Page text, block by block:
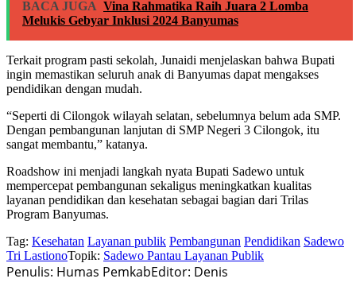
BACA JUGA Vina Rahmatika Raih Juara 2 Lomba
Melukis Gebyar Inklusi 2024 Banyumas
Terkait program pasti sekolah, Junaidi menjelaskan bahwa Bupati
ingin memastikan seluruh anak di Banyumas dapat mengakses
pendidikan dengan mudah.
“Seperti di Cilongok wilayah selatan, sebelumnya belum ada SMP.
Dengan pembangunan lanjutan di SMP Negeri 3 Cilongok, itu
sangat membantu,” katanya.
Roadshow ini menjadi langkah nyata Bupati Sadewo untuk
mempercepat pembangunan sekaligus meningkatkan kualitas
layanan pendidikan dan kesehatan sebagai bagian dari Trilas
Program Banyumas.
Tag: Kesehatan Layanan publik Pembangunan Pendidikan Sadewo
Tri LastionoTopik: Sadewo Pantau Layanan Publik
Penulis: Humas PemkabEditor: Denis